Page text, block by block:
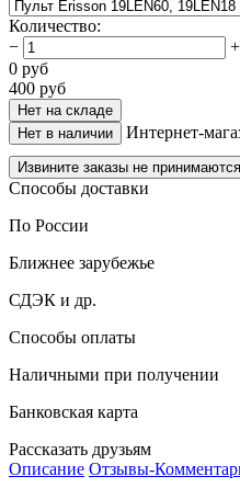
Количество:
−
+
0 руб
400 руб
Нет на складе
Нет в наличии
Интернет-
Извините заказы не
Способы доставки
По России
Ближнее зарубежье
СДЭК и др.
Способы оплаты
Наличными при получении
Банковская карта
Рассказать друзьям
Описание Отзывы-